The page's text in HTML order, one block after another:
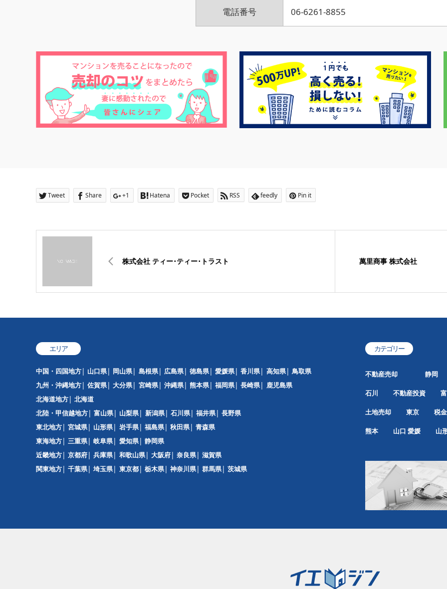
電話番号 06-6261-8855
Tweet Share +1 Hatena Pocket RSS feedly Pin it
株式会社 ティー･ティー･トラスト 萬里商事 株式会社
エリア
中国・四国地方 山口県 岡山県 島根県 広島県 徳島県 愛媛県 香川県 高知県
鳥取県
九州・沖縄地方
佐賀県 大分県 宮崎県 沖縄県 熊本県 福岡県 長崎県
鹿児島県
北海道地方
北海道
北陸・甲信越地方
富山県 山梨県 新潟県 石川県 福井県
長野県
東北地方
宮城県 山形県 岩手県 福島県 秋田県
青森県
東海地方
三重県 岐阜県 愛知県
静岡県
近畿地方
京都府 兵庫県 和歌山県 大阪府 奈良県
滋賀県
関東地方
千葉県 埼玉県 東京都 栃木県 神奈川県 群馬県 茨城県
カテゴリー
不動産売却 静岡
石川 不動産投資
土地売却 東京 税
熊本 山口 愛媛 山